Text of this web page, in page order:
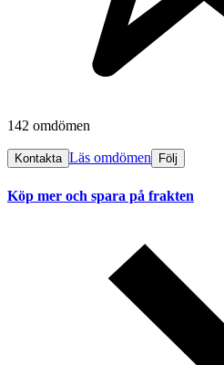
142 omdömen
Kontakta Läs omdömen Följ
Köp mer och spara på frakten